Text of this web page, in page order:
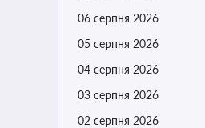
06 серпня 2026
05 серпня 2026
04 серпня 2026
03 серпня 2026
02 серпня 2026